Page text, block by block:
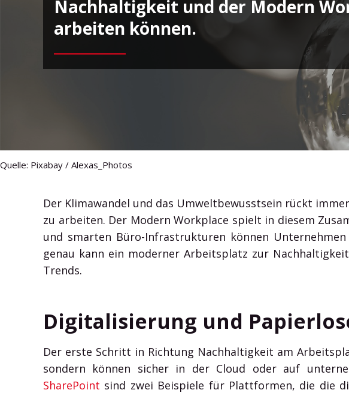
Generation machen – vernetzt, flexibel und integriert
mit Microsoft 365.
HXA Smart Cube
HXA Smart Glas
HXA Door Connect App
HXA Room Calendar Display System
HXA Environment Control App
auf Outlook,
den
Office 365
Microsoft
Nachhaltigkeit und der Modern
arbeiten können.
Quelle: Pixabay / Alexas_Photos
Der Klimawandel und das Umweltbewusstsein rückt
zu arbeiten. Der Modern Workplace spielt in diesem
und smarten Büro-Infrastrukturen können
genau kann ein moderner Arbeitsplatz zur
Trends.
Digitalisierung und
Der erste Schritt in Richtung Nachhaltigkeit am
sondern können sicher in der Cloud oder auf
SharePoint sind zwei Beispiele für Plattformen, die die